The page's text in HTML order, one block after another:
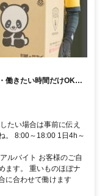
働きたい時間だけOK◎
たい場合は事前に伝え
。 8:00～18:00 1日4h～
ルバイト お客様のご自
ます。 重いものほぼナ
に合わせて働けます